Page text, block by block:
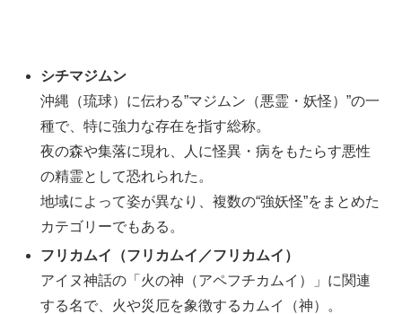
シチマジムン
沖縄（琉球）に伝わる”マジムン（悪霊・妖怪）”の一
種で、特に強力な存在を指す総称。
夜の森や集落に現れ、人に怪異・病をもたらす悪性
の精霊として恐れられた。
地域によって姿が異なり、複数の“強妖怪”をまとめた
カテゴリーでもある。
フリカムイ（フリカムイ／フリカムイ）
アイヌ神話の「火の神（アペフチカムイ）」に関連
する名で、火や災厄を象徴するカムイ（神）。